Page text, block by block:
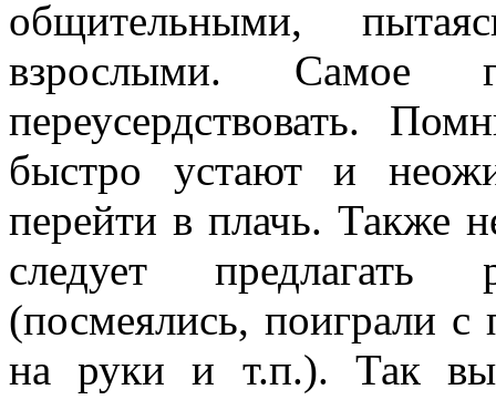
общительными,
взрослыми.
переусердствовать.
быстро устают и
перейти в плачь. Также
следует предлагать
(посмеялись, поиграли с
на руки и т.п.). Так вы